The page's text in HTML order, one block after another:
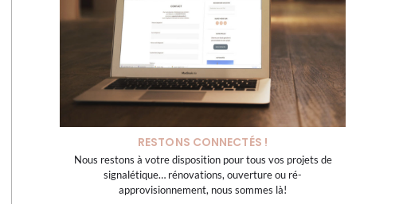
RESTONS CONNECTÉS !
Nous restons à votre disposition pour tous vos projets de
signalétique… rénovations, ouverture ou ré-
approvisionnement, nous sommes là!